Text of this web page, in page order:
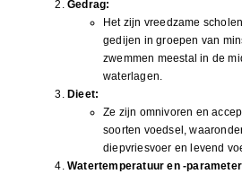
Gedrag:
Het zijn vreedzame
gedijen in groepen van
zwemmen meestal in de
waterlagen.
Dieet:
Ze zijn omnivoren en
soorten voedsel,
diepvriesvoer en levend
Watertemperatuur en -